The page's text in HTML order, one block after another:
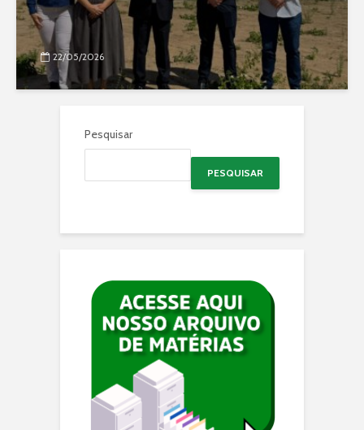
22/05/2026
Pesquisar
PESQUISAR